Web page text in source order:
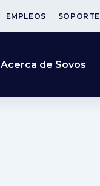
EMPLEOS SOPORTE
Acerca de Sovos